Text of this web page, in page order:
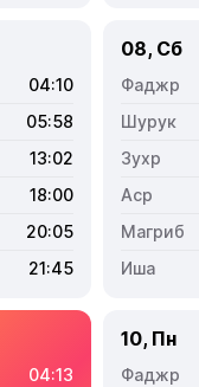
04:10
05:58
13:02
18:00
20:05
21:45
08, Сб
04:13
10, Пн